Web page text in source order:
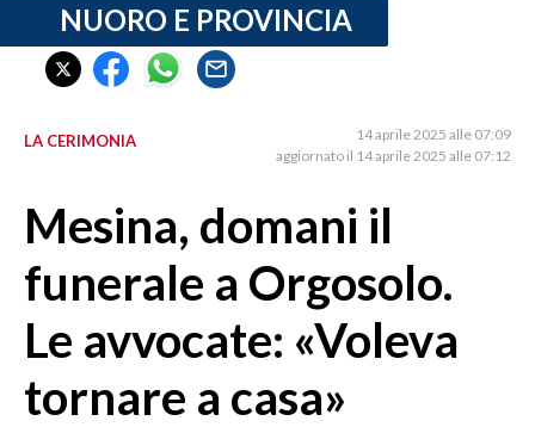
CRONACA SARDEGNA
CAGLIARI
SULCIS IGLESIENTE
SASSARI E PROVINCIA
GALLURA
OGLIASTRA
AGENDA
NUORO E PROVINCIA
LA CERIMONIA
14 aprile 2025 alle 07:09
aggiornato il 14 aprile 2025 alle 07:12
Mesina, domani il
funerale a Orgosolo.
Le avvocate: «Voleva
tornare a casa»